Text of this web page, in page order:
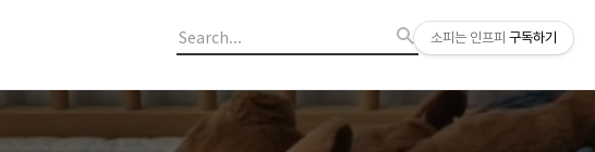
소피는 인프피 구독하기